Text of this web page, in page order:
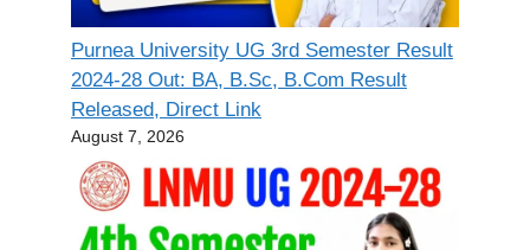
Purnea University UG 3rd Semester Result
2024-28 Out: BA, B.Sc, B.Com Result
Released, Direct Link
August 7, 2026